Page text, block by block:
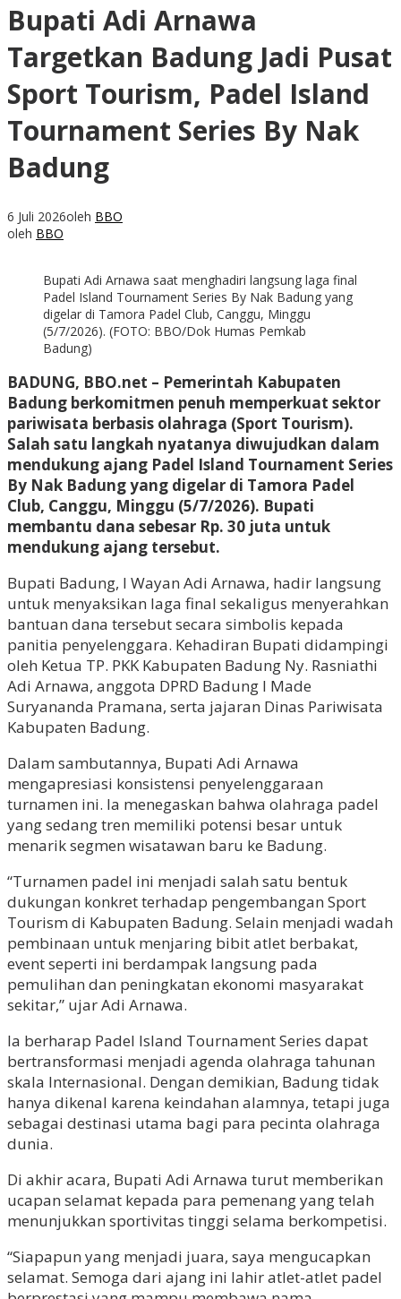
Bupati Adi Arnawa
Targetkan Badung Jadi Pusat
Sport Tourism, Padel Island
Tournament Series By Nak
Badung
6 Juli 2026oleh BBO
oleh BBO
Bupati Adi Arnawa saat menghadiri langsung laga final
Padel Island Tournament Series By Nak Badung yang
digelar di Tamora Padel Club, Canggu, Minggu
(5/7/2026). (FOTO: BBO/Dok Humas Pemkab
Badung)
BADUNG, BBO.net – Pemerintah Kabupaten
Badung berkomitmen penuh memperkuat sektor
pariwisata berbasis olahraga (Sport Tourism).
Salah satu langkah nyatanya diwujudkan dalam
mendukung ajang Padel Island Tournament Series
By Nak Badung yang digelar di Tamora Padel
Club, Canggu, Minggu (5/7/2026). Bupati
membantu dana sebesar Rp. 30 juta untuk
mendukung ajang tersebut.
Bupati Badung, I Wayan Adi Arnawa, hadir langsung
untuk menyaksikan laga final sekaligus menyerahkan
bantuan dana tersebut secara simbolis kepada
panitia penyelenggara. Kehadiran Bupati didampingi
oleh Ketua TP. PKK Kabupaten Badung Ny. Rasniathi
Adi Arnawa, anggota DPRD Badung I Made
Suryananda Pramana, serta jajaran Dinas Pariwisata
Kabupaten Badung.
Dalam sambutannya, Bupati Adi Arnawa
mengapresiasi konsistensi penyelenggaraan
turnamen ini. Ia menegaskan bahwa olahraga padel
yang sedang tren memiliki potensi besar untuk
menarik segmen wisatawan baru ke Badung.
“Turnamen padel ini menjadi salah satu bentuk
dukungan konkret terhadap pengembangan Sport
Tourism di Kabupaten Badung. Selain menjadi wadah
pembinaan untuk menjaring bibit atlet berbakat,
event seperti ini berdampak langsung pada
pemulihan dan peningkatan ekonomi masyarakat
sekitar,” ujar Adi Arnawa.
Ia berharap Padel Island Tournament Series dapat
bertransformasi menjadi agenda olahraga tahunan
skala Internasional. Dengan demikian, Badung tidak
hanya dikenal karena keindahan alamnya, tetapi juga
sebagai destinasi utama bagi para pecinta olahraga
dunia.
Di akhir acara, Bupati Adi Arnawa turut memberikan
ucapan selamat kepada para pemenang yang telah
menunjukkan sportivitas tinggi selama berkompetisi.
“Siapapun yang menjadi juara, saya mengucapkan
selamat. Semoga dari ajang ini lahir atlet-atlet padel